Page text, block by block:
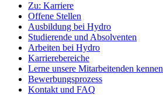
Zu: Karriere
Offene Stellen
Ausbildung bei Hydro
Studierende und Absolventen
Arbeiten bei Hydro
Karrierebereiche
Lerne unsere Mitarbeitenden kennen
Bewerbungsprozess
Kontakt und FAQ